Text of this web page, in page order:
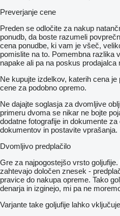
Preverjanje cene
Preden se odločite za nakup
ponudb, da boste razumeli
cena ponudbe, ki vam je všeč,
pomislite na to. Pomembna razlika
napake ali pa na poskus prodajalca
Ne kupujte izdelkov, katerih cena
cene za podobno opremo.
Ne dajajte soglasja za dvomljive
primeru dvoma se nikar ne bojte
dodatne fotografije in dokumente
dokumentov in postavite vprašanja.
Dvomljivo predplačilo
Gre za najpogostejšo vrsto
zahtevajo določen znesek -
pravice do nakupa opreme. Tako
denarja in izginejo, mi pa ne
Varjante take goljufije lahko